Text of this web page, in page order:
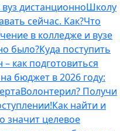
дистанционноШколу
сейчас. Как?Что
в колледже и вузе
было?Куда поступить
как подготовиться
бюджет в 2026 году:
Волонтерил? Получи
Как найти и
значит целевое